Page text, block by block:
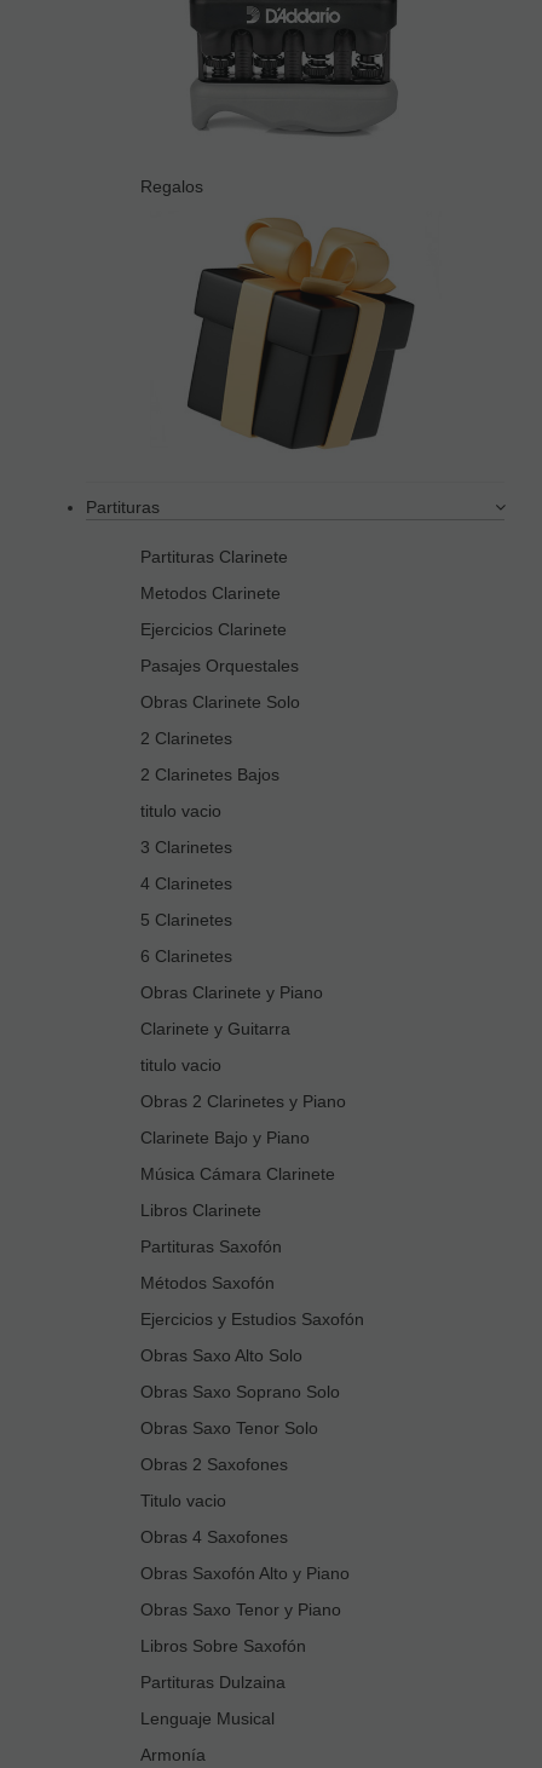
Regalos
Partituras
Partituras Clarinete
Metodos Clarinete
Ejercicios Clarinete
Pasajes Orquestales
Obras Clarinete Solo
2 Clarinetes
2 Clarinetes Bajos
titulo vacio
3 Clarinetes
4 Clarinetes
5 Clarinetes
6 Clarinetes
Obras Clarinete y Piano
Clarinete y Guitarra
titulo vacio
Obras 2 Clarinetes y Piano
Clarinete Bajo y Piano
Música Cámara Clarinete
Libros Clarinete
Partituras Saxofón
Métodos Saxofón
Ejercicios y Estudios Saxofón
Obras Saxo Alto Solo
Obras Saxo Soprano Solo
Obras Saxo Tenor Solo
Obras 2 Saxofones
Titulo vacio
Obras 4 Saxofones
Obras Saxofón Alto y Piano
Obras Saxo Tenor y Piano
Libros Sobre Saxofón
Partituras Dulzaina
Lenguaje Musical
Armonía